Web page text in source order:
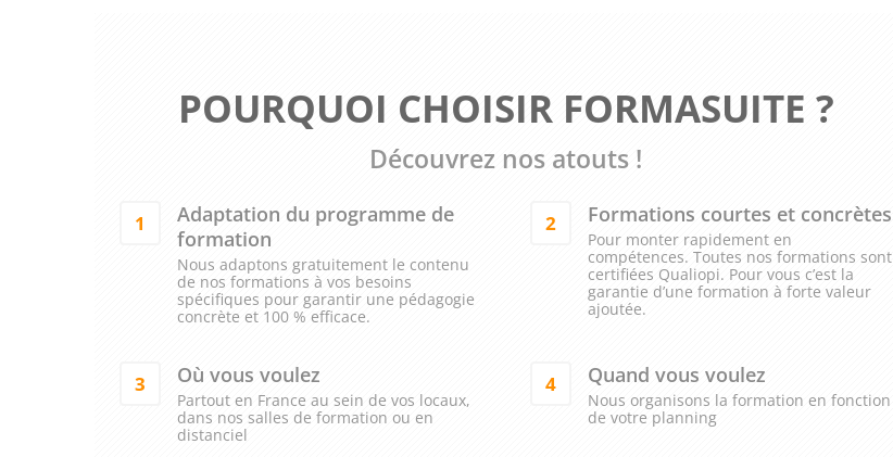
POURQUOI CHOISIR FORMASUITE ?
Découvrez nos atouts !
1
Adaptation du programme de
formation
Nous adaptons gratuitement le contenu
de nos formations à vos besoins
spécifiques pour garantir une pédagogie
concrète et 100 % efficace.
2 Formations courtes et concrètes
Pour monter rapidement en
compétences. Toutes nos formations sont
certifiées Qualiopi. Pour vous c’est la
garantie d’une formation à forte valeur
ajoutée.
3 Où vous voulez
Partout en France au sein de vos locaux,
dans nos salles de formation ou en
distanciel
4 Quand vous voulez
Nous organisons la formation en fonction
de votre planning